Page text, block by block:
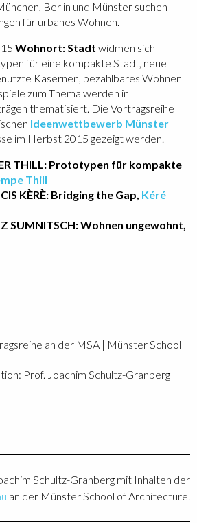
Berlin und Münster suchen
für urbanes Wohnen.
Wohnort: Stadt widmen sich
für eine kompakte Stadt, neue
Kasernen, bezahlbares Wohnen
zum Thema werden in
thematisiert. Die Vortragsreihe
Ideenwettbewerb Münster
im Herbst 2015 gezeigt werden.
THILL: Prototypen für kompakte
Thill
KÈRÈ: Bridging the Gap, Kéré
SUMNITSCH: Wohnen ungewohnt,
an der MSA | Münster School
Prof. Joachim Schultz-Granberg
Schultz-Granberg mit Inhalten der
an der Münster School of Architecture.